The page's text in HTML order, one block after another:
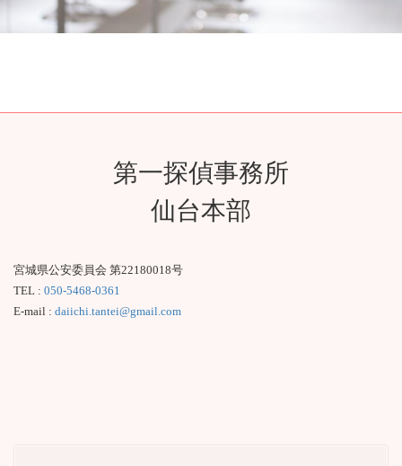
第一探偵事務所
仙台本部
宮城県公安委員会 第22180018号
TEL : 050-5468-0361
E-mail : daiichi.tantei@gmail.com